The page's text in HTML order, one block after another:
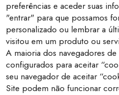
preferências e aceder suas
"entrar" para que possamos
personalizado ou lembrar a
visitou em um produto ou
A maioria dos navegadores
configurados para aceitar
seu navegador de aceitar
Site podem não funcionar